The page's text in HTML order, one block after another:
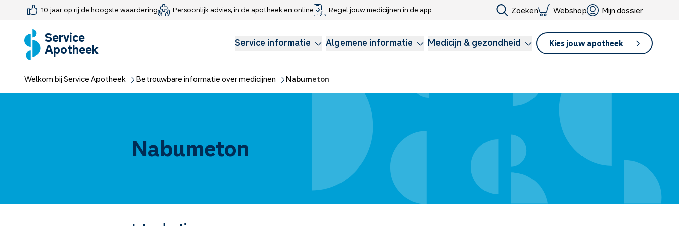
10 jaar op rij de hoogste waardering Persoonlijk advies, in de apotheek en online Regel jouw medicijnen in de app Zoeken Webshop Mijn dossier
Service
Apotheek Service informatie Algemene informatie Medicijn & gezondheid Kies jouw apotheek
Farmaceutisch consult
Medicijn-APK
Webshop
Jouw medische gegevens delen
Klachtenregeling
Medicijnen voor kinderen
Longzorg
Welkom bij Service Apotheek Betrouwbare informatie over medicijnen Nabumeton
Nabumeton